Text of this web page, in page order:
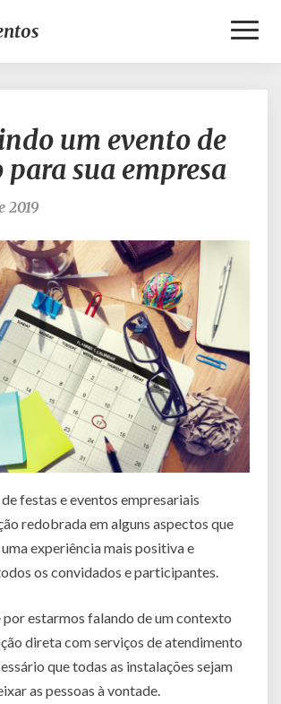
um
evento
de
empresa
um evento de
para sua empresa
2019
festas e eventos empresariais
redobrada em alguns aspectos que
experiência mais positiva e
os convidados e participantes.
por estarmos falando de um contexto
direta com serviços de atendimento
que todas as instalações sejam
as pessoas à vontade.